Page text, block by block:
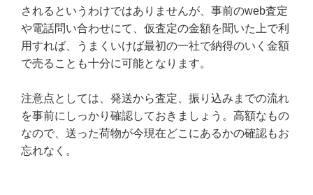
されるというわけではありませんが、事前のweb査定
や電話問い合わせにて、仮査定の金額を聞いた上で利
用すれば、うまくいけば最初の一社で納得のいく金額
で売ることも十分に可能となります。
注意点としては、発送から査定、振り込みまでの流れ
を事前にしっかり確認しておきましょう。高額なもの
なので、送った荷物が今現在どこにあるかの確認もお
忘れなく。